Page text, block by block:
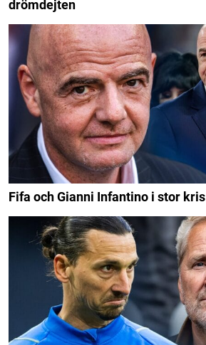
drömdejten
Fifa och Gianni Infantino i stor